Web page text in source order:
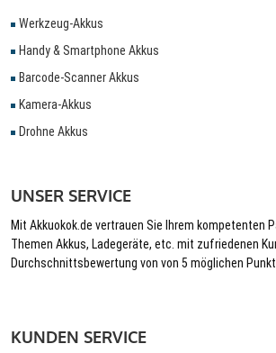
Werkzeug-Akkus
Handy & Smartphone Akkus
Barcode-Scanner Akkus
Kamera-Akkus
Drohne Akkus
UNSER SERVICE
Mit Akkuokok.de vertrauen Sie Ihrem kompetenten
Themen Akkus, Ladegeräte, etc. mit zufriedenen
Durchschnittsbewertung von von 5 möglichen
KUNDEN SERVICE